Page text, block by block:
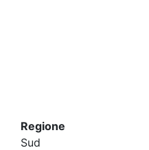
Regione
Sud